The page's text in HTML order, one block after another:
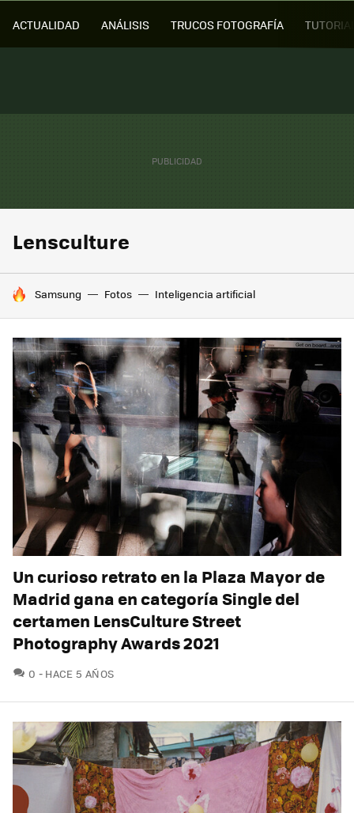
ACTUALIDAD ANÁLISIS TRUCOS FOTOGRAFÍA
Lensculture
HOY SE HABLA DE
Samsung Fotos Inteligencia artificial
Un curioso retrato en la Plaza Mayor de
Madrid gana en categoría Single del
certamen LensCulture Street
Photography Awards 2021
0 COMENTARIOS
HACE 5 AÑOS